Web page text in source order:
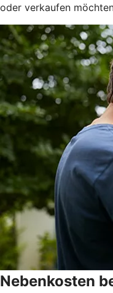
oder verkaufen
Nebenkosten